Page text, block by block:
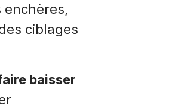
enchères,
ciblages
baisser